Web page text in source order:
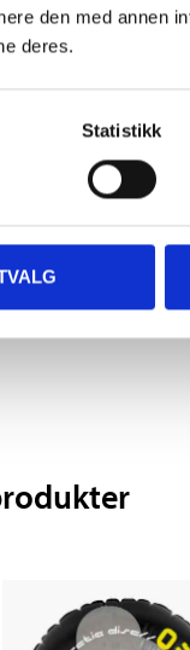
den med annen
deres.
Statistikk
DEL OPP